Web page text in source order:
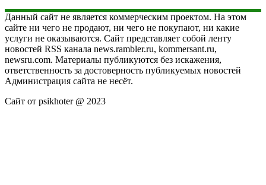
Данный сайт не является коммерческим проектом. На этом
сайте ни чего не продают, ни чего не покупают, ни какие
услуги не оказываются. Сайт представляет собой ленту
новостей RSS канала news.rambler.ru, kommersant.ru,
newsru.com. Материалы публикуются без искажения,
ответственность за достоверность публикуемых новостей
Администрация сайта не несёт.
Сайт от psikhoter @ 2023